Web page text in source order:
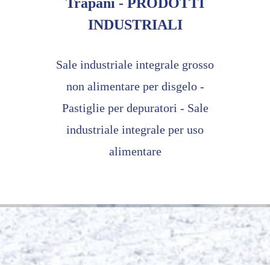
INDUSTRIALI
Sale industriale integrale grosso
non alimentare per disgelo -
Pastiglie per depuratori - Sale
industriale integrale per uso
alimentare